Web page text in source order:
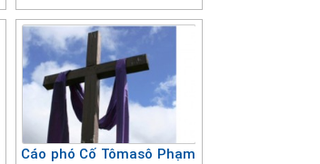
Cáo phó Cố Tômasô Phạm